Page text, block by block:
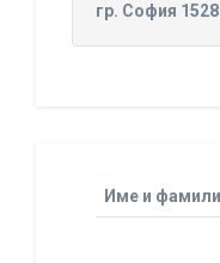
гр. София 1528
Име и